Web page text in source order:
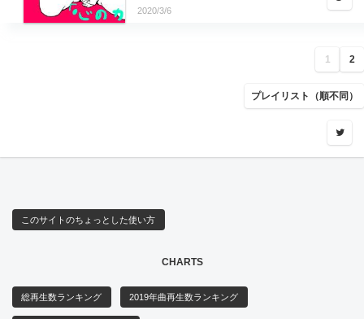
2020/3/6
1 2
プレイリスト（順不同）
このサイトのちょっとした使い方
CHARTS
総再生数ランキング 2019年曲再生数ランキング